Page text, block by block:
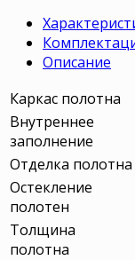
Описание
Каркас полотна
Внутреннее
заполнение
Отделка полотна
Остекление
полотен
Толщина
полотна